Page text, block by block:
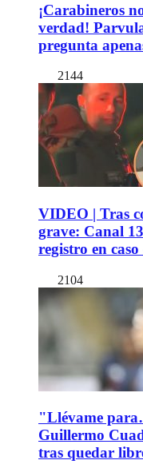
¡Carabineros
verdad!
pregunta
2144
VIDEO | Tras
grave: Canal
registro en
2104
"Llévame
Guillermo
tras quedar